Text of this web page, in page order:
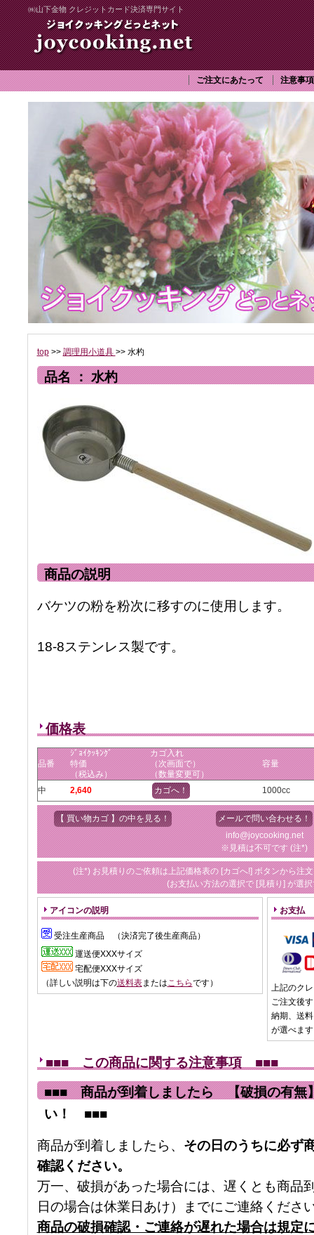
㈱山下金物 クレジットカード決済専門サイト
ご注文にあたって 注意事項
top>> 調理用小道具 >> 水杓
品名 ： 水杓
商品の説明
バケツの粉を粉次に移すのに使用します。
18-8ステンレス製です。
価格表
品番
ｼﾞｮｲｸｯｷﾝｸﾞ
特価
（税込み）
カゴ入れ
（次画面で）
（数量変更可）
容量
中 2,640 カゴへ！ 1000cc
【 買い物カゴ 】の中を見る！
メールで問い合わせる！
info@joycooking.net
※見積は不可です (注*)
(注*) お見積りのご依頼は上記価格表の [カゴへ!] ボタンから注
(お支払い方法の選択で [見積り] が選
アイコンの説明
受注生産商品 （決済完了後生産商品）
運送便XXXサイズ
宅配便XXXサイズ
（詳しい説明は下の送料表またはこちらです）
お支払
上記のク
ご注文後
納期、送
が選べま
■■■ この商品に関する注意事項 ■■■
■■■ 商品が到着しましたら 【破損の有無
い！ ■■■
商品が到着しましたら、 その日のうちに必ず
確認ください。
万一、破損があった場合には、遅くとも商品
日の場合は休業日あけ）までにご連絡くださ
商品の破損確認・ご連絡が遅れた場合は規定